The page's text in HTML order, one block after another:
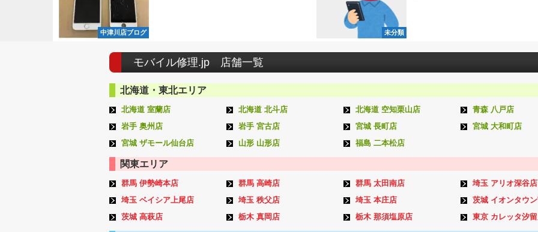
中津川店ブログ 未分類
モバイル修理.jp 店舗一覧
北海道・東北エリア
北海道 室蘭店 北海道 北斗店 北海道 空知栗山店
青森 八戸店
岩手 奥州店
岩手 宮古店 宮城 長町店
宮城 大和町店
宮城 ザモール仙台店
山形 山形店 福島 二本松店
関東エリア
群馬 伊勢崎本店 群馬 高崎店 群馬 太田南店
埼玉 アリオ深谷店
埼玉 ベイシア上尾店
埼玉 秩父店 埼玉 本庄店
茨城 イオンタウ
茨城 高萩店
栃木 真岡店 栃木 那須塩原店 東京 カレッタ汐